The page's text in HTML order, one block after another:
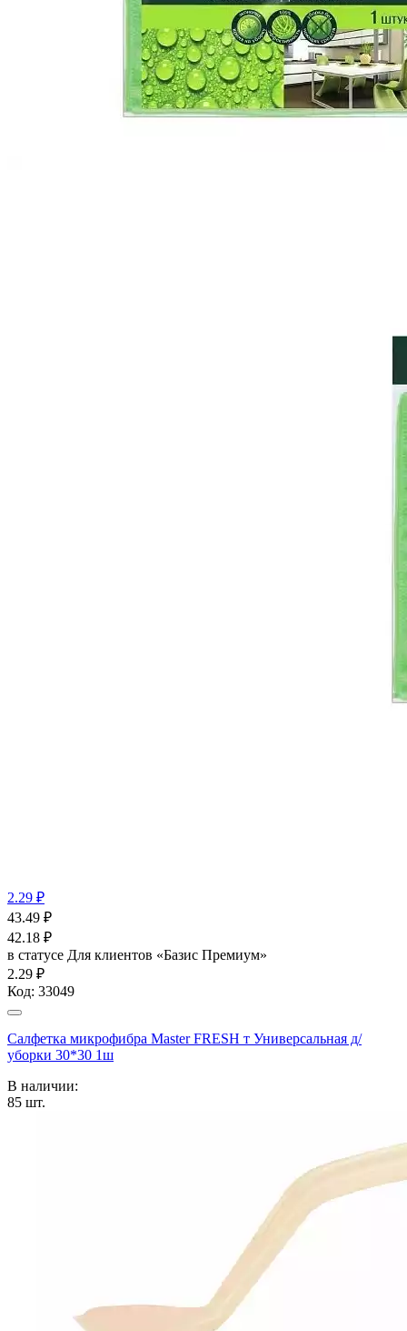
2.29 ₽
43.49 ₽
42.18 ₽
в статусе Для клиентов «Базис Премиум»
2.29 ₽
Код: 33049
Салфетка микрофибра Master FRESH т Универсальная д/
уборки 30*30 1ш
В наличии:
85 шт.